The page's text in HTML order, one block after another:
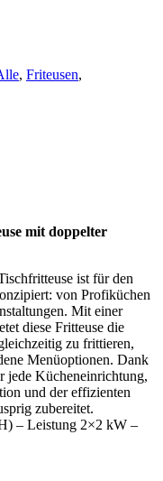
, Friteusen,
mit doppelter
ist für den
von Profiküchen
Mit einer
diese Fritteuse die
zu frittieren,
Menüoptionen. Dank
jede Kücheneinrichtung,
und der effizienten
zubereitet.
– Leistung 2×2 kW –